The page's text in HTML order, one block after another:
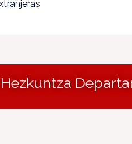
Hezkuntza